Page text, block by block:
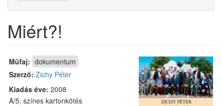
Miért?!
Műfaj: dokumentum
Szerző: Zichy Péter
Kiadás éve: 2008
A/5, színes kartonkötés